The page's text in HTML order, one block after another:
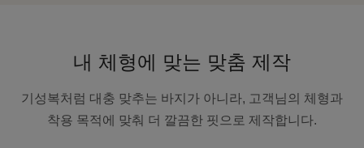
내 체형에 맞는 맞춤 제작
기성복처럼 대충 맞추는 바지가 아니라, 고객님의 체형과
착용 목적에 맞춰 더 깔끔한 핏으로 제작합니다.